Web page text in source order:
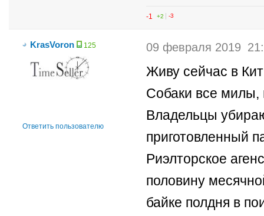
-1 +2 -3
KrasVoron 125
Ответить пользователю
09 февраля 2019
Живу сейчас в
Собаки все милы,
Владельцы
приготовленный
Риэлторское
половину
байке полдня в